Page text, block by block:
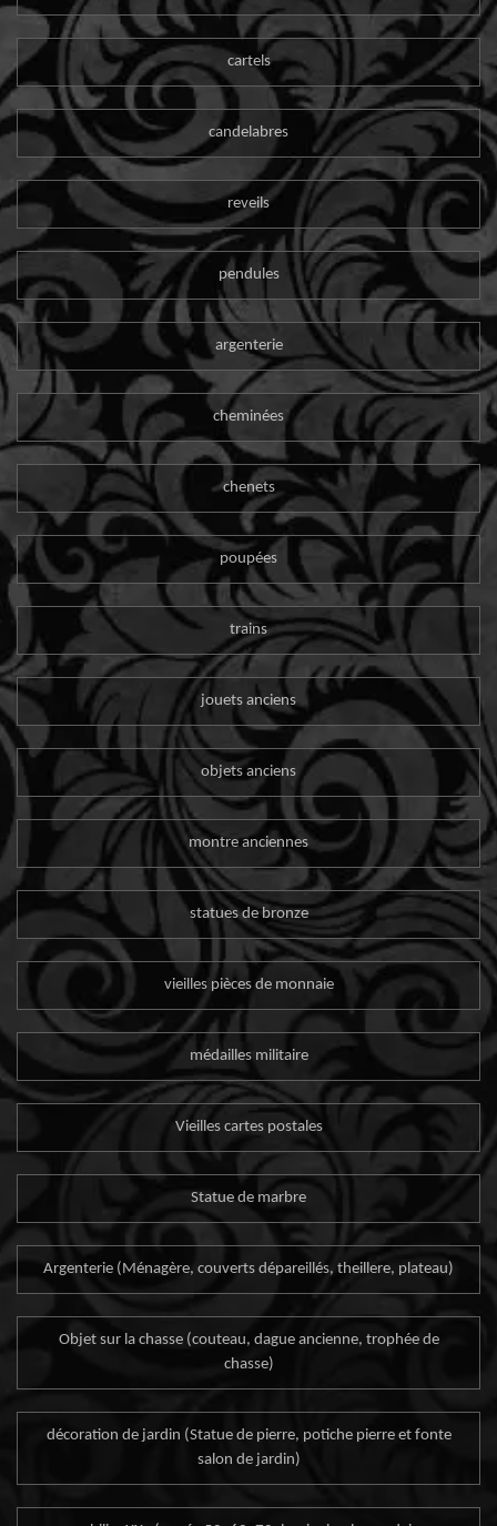
cartels
candelabres
reveils
pendules
argenterie
cheminées
chenets
poupées
trains
jouets anciens
objets anciens
montre anciennes
statues de bronze
vieilles pièces de monnaie
médailles militaire
Vieilles cartes postales
Statue de marbre
Argenterie (Ménagère, couverts dépareillés, theillere, plateau)
Objet sur la chasse (couteau, dague ancienne, trophée de
chasse)
décoration de jardin (Statue de pierre, potiche pierre et fonte
salon de jardin)